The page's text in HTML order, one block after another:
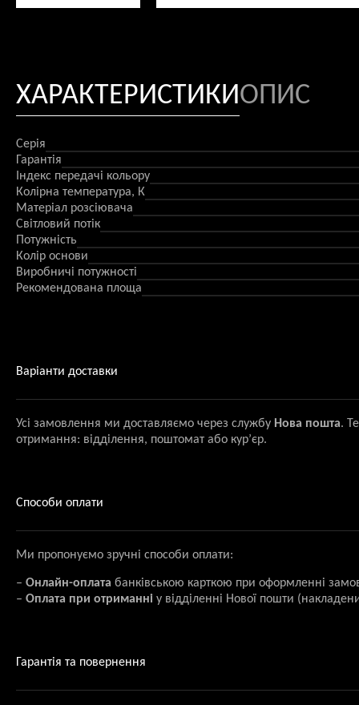
ХАРАКТЕРИСТИКИОПИС
Серія
Гарантія
Індекс передачі кольору
Колірна температура, К
Матеріал розсіювача
Світловий потік
Потужність
Колір основи
Виробничі потужності
Рекомендована площа
Варіанти доставки
Усі замовлення ми доставляємо через службу Нова пошта.
отримання: відділення, поштомат або кур’єр.
Способи оплати
Ми пропонуємо зручні способи оплати:
– Онлайн-оплата банківською карткою при оформленні
– Оплата при отриманні у відділенні Нової пошти
Гарантія та повернення